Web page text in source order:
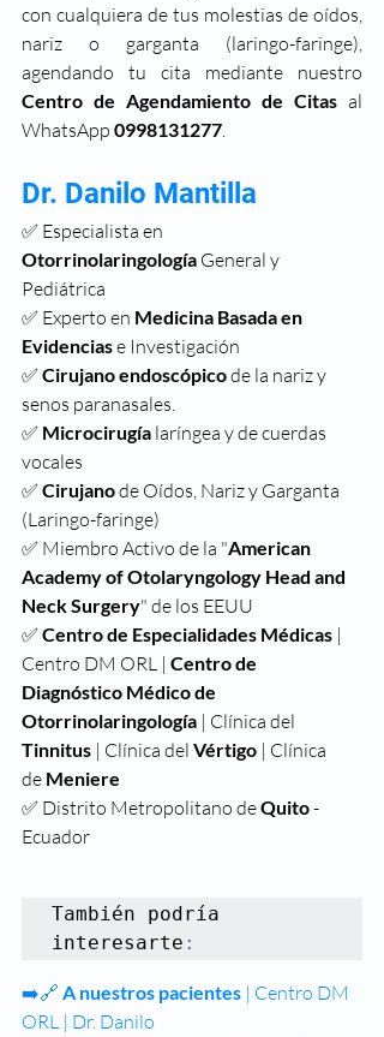
con cualquiera de tus molestias de oídos,
nariz o garganta (laringo-faringe),
Centro de Agendamiento de Citas al
WhatsApp 0998131277.
Dr. Danilo Mantilla
✅ Especialista en
Otorrinolaringología General y
Pediátrica
✅ Experto en Medicina Basada en
Evidencias e Investigación
✅ Cirujano endoscópico de la nariz y
senos paranasales.
✅ Microcirugía laríngea y de cuerdas
vocales
✅ Cirujano de Oídos, Nariz y Garganta
(Laringo-faringe)
✅ Miembro Activo de la "American
Academy of Otolaryngology Head and
Neck Surgery" de los EEUU
✅ Centro de Especialidades Médicas |
Centro DM ORL | Centro de
Diagnóstico Médico de
Otorrinolaringología | Clínica del
Tinnitus | Clínica del Vértigo | Clínica
de Meniere
✅ Distrito Metropolitano de Quito -
Ecuador
También podría
interesarte :
➡️🔗 A nuestros pacientes | Centro DM
ORL | Dr. Danilo